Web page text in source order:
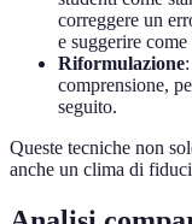
correggere un
e suggerire
Riformulazione
comprensione,
seguito.
Queste tecniche non
anche un clima di